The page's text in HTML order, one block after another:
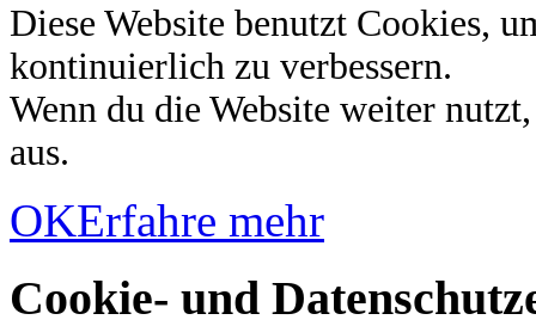
Diese Website benutzt Cookies,
kontinuierlich zu verbessern.
Wenn du die Website weiter
aus.
OKErfahre mehr
Cookie- und